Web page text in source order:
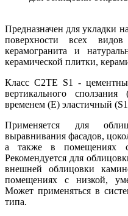
Предназначен для укладки
поверхности всех
керамогранита и
керамической плитки,
Класс C2TE S1 -
вертикального
временем (E) эластичный
Применяется для
выравнивания фасадов,
а также в помещениях
Рекомендуется для
внешней облицовки
помещениях с низкой,
Может применяться в
типа.